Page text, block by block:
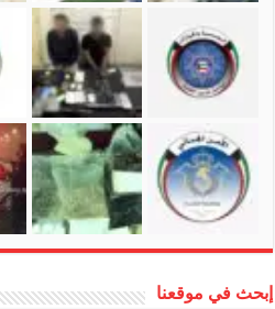
إبحث في موقعنا